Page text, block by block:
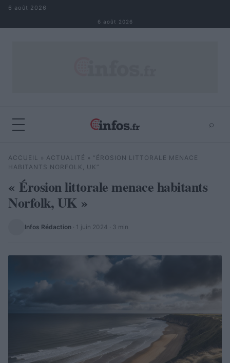
Aller au contenu
6 août 2026
6 août 2026
⌕
Rechercher ⌕
ACCUEIL » ACTUALITÉ » “ÉROSION LITTORALE MENACE
HABITANTS NORFOLK, UK”
« Érosion littorale menace habitants
Norfolk, UK »
Infos Rédaction · 1 juin 2024 · 3 min